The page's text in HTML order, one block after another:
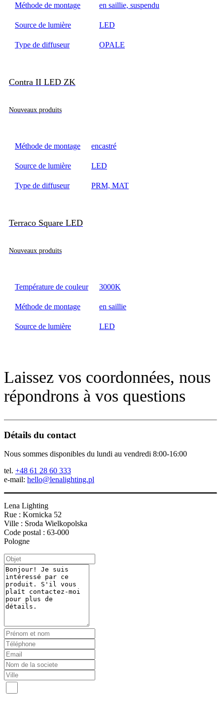
Méthode de montage en saillie, suspendu
Source de lumière LED
Type de diffuseur OPALE
Contra II LED ZK
Nouveaux produits
Méthode de montage encastré
Source de lumière LED
Type de diffuseur PRM, MAT
Terraco Square LED
Nouveaux produits
Température de couleur 3000K
Méthode de montage en saillie
Source de lumière LED
Laissez vos coordonnées, nous
répondrons à vos questions
Détails du contact
Nous sommes disponibles du lundi au vendredi 8:00-16:00
tel. +48 61 28 60 333
e-mail: hello@lenalighting.pl
Lena Lighting
Rue : Kornicka 52
Ville : Sroda Wielkopolska
Code postal : 63-000
Pologne